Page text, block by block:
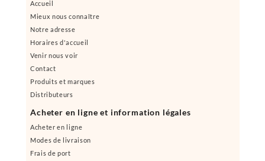
Accueil
Mieux nous connaître
Notre adresse
Horaires d'accueil
Venir nous voir
Contact
Produits et marques
Distributeurs
Acheter en ligne et information légales
Acheter en ligne
Modes de livraison
Frais de port